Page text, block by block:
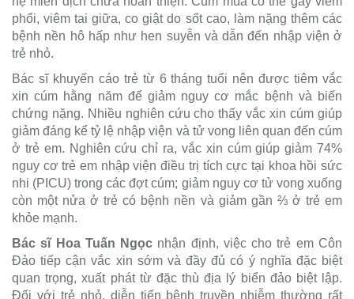
phổi, viêm tai giữa, co giật do sốt cao, làm nặng thêm các
bệnh nền hô hấp như hen suyễn và dẫn đến nhập viện ở
trẻ nhỏ.
Bác sĩ khuyến cáo trẻ từ 6 tháng tuổi nên được tiêm vắc
xin cúm hằng năm để giảm nguy cơ mắc bệnh và biến
chứng nặng. Nhiều nghiên cứu cho thấy vắc xin cúm giúp
giảm đáng kể tỷ lệ nhập viện và tử vong liên quan đến cúm
ở trẻ em. Nghiên cứu chỉ ra, vắc xin cúm giúp giảm 74%
nguy cơ trẻ em nhập viện điều trị tích cực tại khoa hồi sức
nhi (PICU) trong các đợt cúm; giảm nguy cơ tử vong xuống
còn một nửa ở trẻ có bệnh nền và giảm gần ⅔ ở trẻ em
khỏe mạnh.
Bác sĩ Hoa Tuấn Ngọc nhận định, việc cho trẻ em Côn
Đảo tiếp cận vắc xin sớm và đầy đủ có ý nghĩa đặc biệt
quan trọng, xuất phát từ đặc thù địa lý biển đảo biệt lập.
Đối với trẻ nhỏ, diễn tiến bệnh truyền nhiễm thường rất